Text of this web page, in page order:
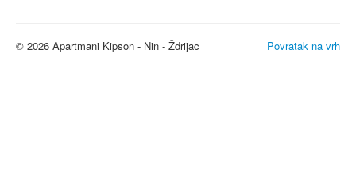
Povratak na vrh
© 2026 Apartmani Kipson - Nin - Ždrijac